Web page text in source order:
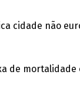
cidade não
de